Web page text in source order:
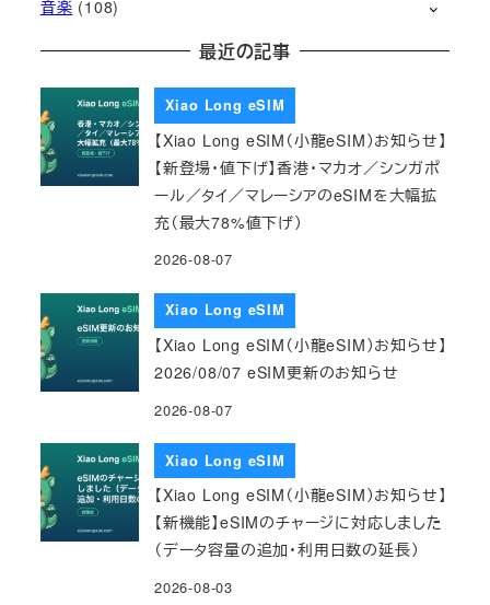
音楽 (108)
最近の記事
Xiao Long eSIM
【Xiao Long eSIM（小龍eSIM）お知らせ】
【新登場・値下げ】香港・マカオ／シンガポ
ール／タイ／マレーシアのeSIMを大幅拡
充（最大78%値下げ）
2026-08-07
Xiao Long eSIM
【Xiao Long eSIM（小龍eSIM）お知らせ】
2026/08/07 eSIM更新のお知らせ
2026-08-07
Xiao Long eSIM
【Xiao Long eSIM（小龍eSIM）お知らせ】
【新機能】eSIMのチャージに対応しました
（データ容量の追加・利用日数の延長）
2026-08-03